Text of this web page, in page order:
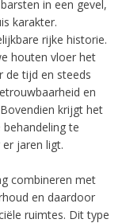
in een gevel,
karakter.
rijke historie.
houten vloer het
de tijd en steeds
en
krijgt het
te
jaren ligt.
combineren met
en daardoor
ruimtes. Dit type